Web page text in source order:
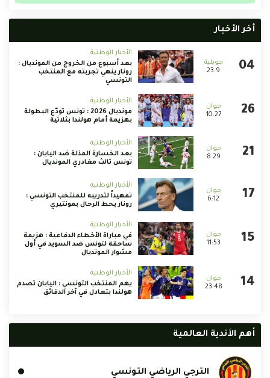
أخر الأخبار
23:9
الأخبار الوطنية
بعد أسبوع من الخروج من المونديال :
رونار ينهي تجربته مع المنتخب
التونسي
10:27
الأخبار الوطنية
مونديال 2026 : تونس تودّع البطولة
بهزيمة أمام هولندا بثلاثية
8:29
الأخبار الوطنية
بعد الخسارة المذلة ضد اليابان :
تونس ثالث مغادري المونديال
6:12
الأخبار الوطنية
تمهيداً لتدريبه للمنتخب التونسي :
رونار يحط الرحال بمونتيري
11:53
الأخبار الوطنية
في مباراة الأخطاء الدفاعية : هزيمة
ساحقة لتونس ضد السويد في أول
مشوار المونديال
23:48
الأخبار الوطنية
يهم المنتخب التونسي : اليابان تصدم
هولندا بتعادل في آخر الدقائق
أهم الأندية العالمية
الترجي الرياضي التونسي